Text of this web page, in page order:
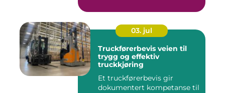
03. jul
Truckførerbevis veien til
trygg og effektiv
truckkjøring
Et truckførerbevis gir
dokumentert kompetanse til